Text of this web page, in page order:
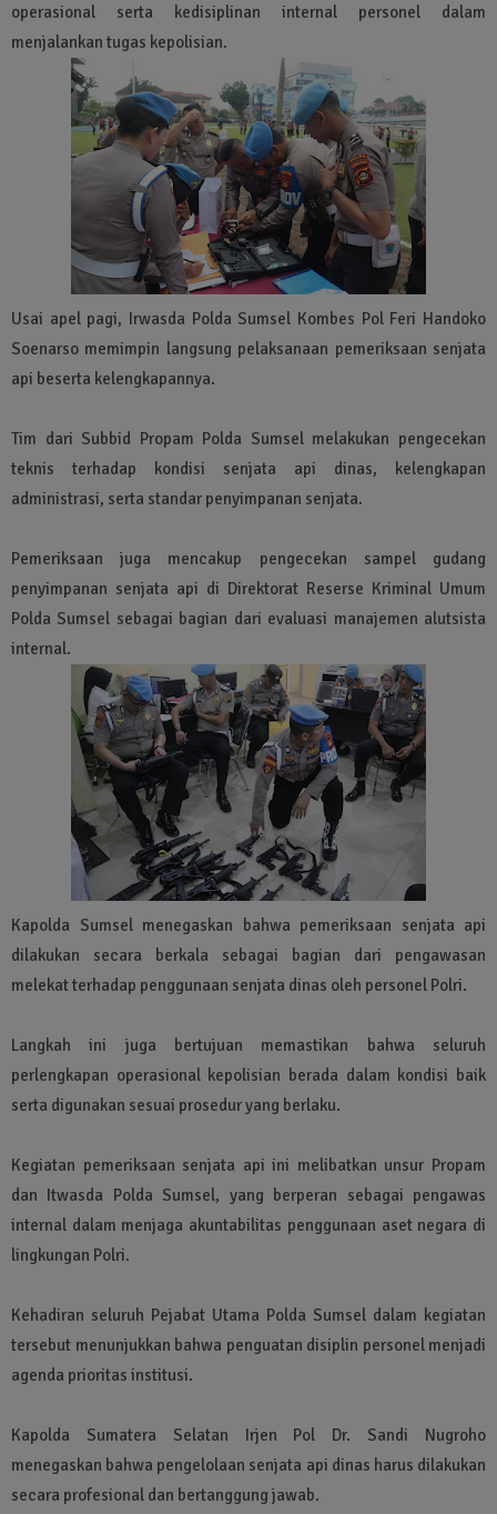
operasional serta kedisiplinan internal personel dalam
menjalankan tugas kepolisian.
Usai apel pagi, Irwasda Polda Sumsel Kombes Pol Feri Handoko
Soenarso memimpin langsung pelaksanaan pemeriksaan senjata
api beserta kelengkapannya.
Tim dari Subbid Propam Polda Sumsel melakukan pengecekan
teknis terhadap kondisi senjata api dinas, kelengkapan
administrasi, serta standar penyimpanan senjata.
Pemeriksaan juga mencakup pengecekan sampel gudang
penyimpanan senjata api di Direktorat Reserse Kriminal Umum
Polda Sumsel sebagai bagian dari evaluasi manajemen alutsista
internal.
Kapolda Sumsel menegaskan bahwa pemeriksaan senjata api
dilakukan secara berkala sebagai bagian dari pengawasan
melekat terhadap penggunaan senjata dinas oleh personel Polri.
Langkah ini juga bertujuan memastikan bahwa seluruh
perlengkapan operasional kepolisian berada dalam kondisi baik
serta digunakan sesuai prosedur yang berlaku.
Kegiatan pemeriksaan senjata api ini melibatkan unsur Propam
dan Itwasda Polda Sumsel, yang berperan sebagai pengawas
internal dalam menjaga akuntabilitas penggunaan aset negara di
lingkungan Polri.
Kehadiran seluruh Pejabat Utama Polda Sumsel dalam kegiatan
tersebut menunjukkan bahwa penguatan disiplin personel menjadi
agenda prioritas institusi.
Kapolda Sumatera Selatan Irjen Pol Dr. Sandi Nugroho
menegaskan bahwa pengelolaan senjata api dinas harus dilakukan
secara profesional dan bertanggung jawab.